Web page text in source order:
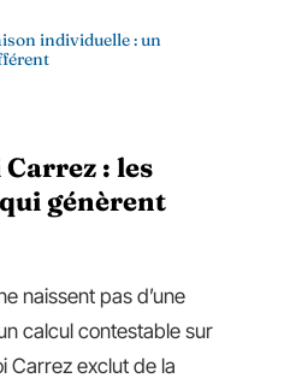
individuelle : un
: les
génèrent
naissent pas d’une
calcul contestable sur
Carrez exclut de la